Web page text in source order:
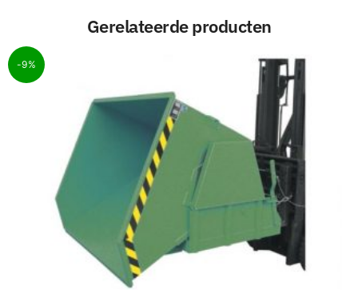
Gerelateerde producten
-9%